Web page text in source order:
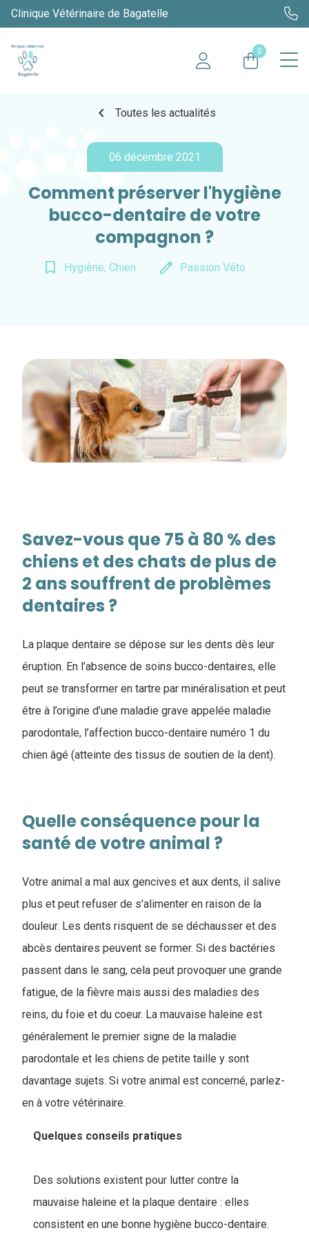
Clinique Vétérinaire de Bagatelle
0
chevron_left Toutes les actualités
06 décembre 2021
Comment préserver l'hygiène
bucco-dentaire de votre
compagnon ?
bookmark_border Hygiène, Chien edit Passion Véto
Savez-vous que 75 à 80 % des
chiens et des chats de plus de
2 ans souffrent de problèmes
dentaires ?
La plaque dentaire se dépose sur les dents dès leur
éruption. En l’absence de soins bucco-dentaires, elle
peut se transformer en tartre par minéralisation et peut
être à l’origine d’une maladie grave appelée maladie
parodontale, l’affection bucco-dentaire numéro 1 du
chien âgé (atteinte des tissus de soutien de la dent).
Quelle conséquence pour la
santé de votre animal ?
Votre animal a mal aux gencives et aux dents, il salive
plus et peut refuser de s’alimenter en raison de la
douleur. Les dents risquent de se déchausser et des
abcès dentaires peuvent se former. Si des bactéries
passent dans le sang, cela peut provoquer une grande
fatigue, de la fièvre mais aussi des maladies des
reins, du foie et du coeur. La mauvaise haleine est
généralement le premier signe de la maladie
parodontale et les chiens de petite taille y sont
davantage sujets. Si votre animal est concerné, parlez-
en à votre vétérinaire.
Quelques conseils pratiques
Des solutions existent pour lutter contre la
mauvaise haleine et la plaque dentaire : elles
consistent en une bonne hygiène bucco-dentaire.